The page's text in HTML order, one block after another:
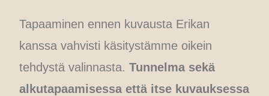
Tapaaminen ennen kuvausta Erikan
kanssa vahvisti käsitystämme oikein
tehdystä valinnasta.Tunnelma sekä
alkutapaamisessa että itse kuvauksessa